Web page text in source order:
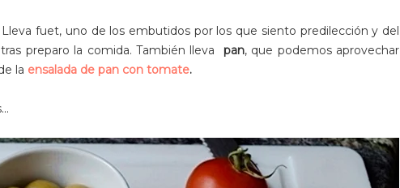
fuet, uno de los embutidos por los que siento predilección y del
preparo la comida. También lleva pan, que podemos aprovechar
la ensalada de pan con tomate.